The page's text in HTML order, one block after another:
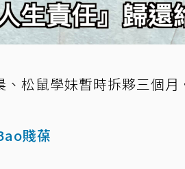
松鼠學妹暫時拆夥三個月
賤葆